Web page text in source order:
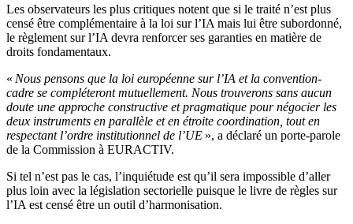
Les observateurs les plus critiques notent que si le traité n’est plus
censé être complémentaire à la loi sur l’IA mais lui être subordonné,
le règlement sur l’IA devra renforcer ses garanties en matière de
droits fondamentaux.
« Nous pensons que la loi européenne sur l’IA et la convention-
cadre se compléteront mutuellement. Nous trouverons sans aucun
doute une approche constructive et pragmatique pour négocier les
deux instruments en parallèle et en étroite coordination, tout en
respectant l’ordre institutionnel de l’UE », a déclaré un porte-parole
de la Commission à EURACTIV.
Si tel n’est pas le cas, l’inquiétude est qu’il sera impossible d’aller
plus loin avec la législation sectorielle puisque le livre de règles sur
l’IA est censé être un outil d’harmonisation.